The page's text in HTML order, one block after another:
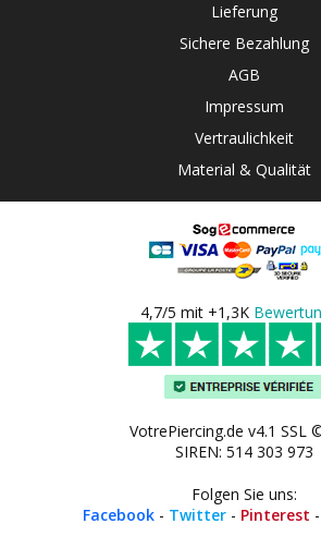
Lieferung
Sichere Bezahlung
AGB
Impressum
Vertraulichkeit
Material & Qualität
4,7/5 mit +1,3K
VotrePiercing.de v4.1 SSL
SIREN: 514 303 973
Folgen Sie uns:
Facebook - Twitter - Pinterest -